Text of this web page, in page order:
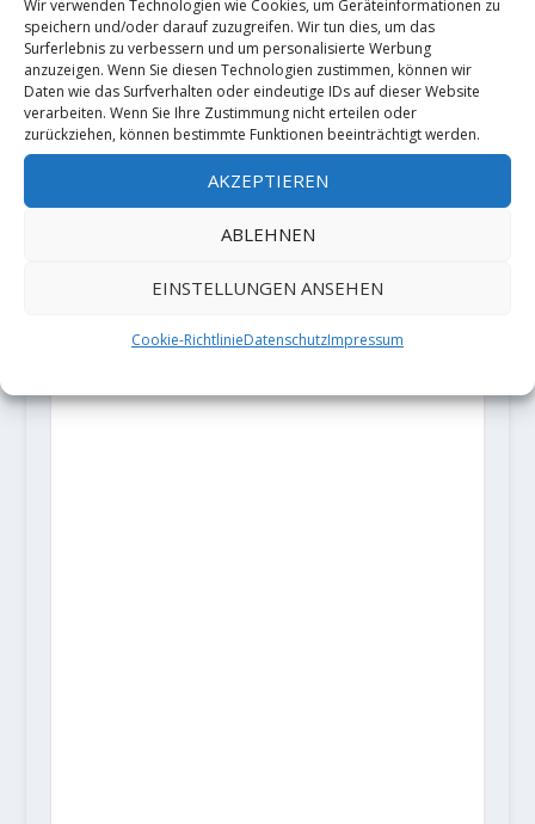
Wir verwenden Technologien wie Cookies, um Geräteinformationen zu
speichern und/oder darauf zuzugreifen. Wir tun dies, um das
Surferlebnis zu verbessern und um personalisierte Werbung
anzuzeigen. Wenn Sie diesen Technologien zustimmen, können wir
Daten wie das Surfverhalten oder eindeutige IDs auf dieser Website
verarbeiten. Wenn Sie Ihre Zustimmung nicht erteilen oder
zurückziehen, können bestimmte Funktionen beeinträchtigt werden.
AKZEPTIEREN
ABLEHNEN
EINSTELLUNGEN ANSEHEN
Cookie-RichtlinieDatenschutzImpressum
shop.de/Kletterfuehrer-Elbtal-
Labske-Udoli-2-Linke-Seite